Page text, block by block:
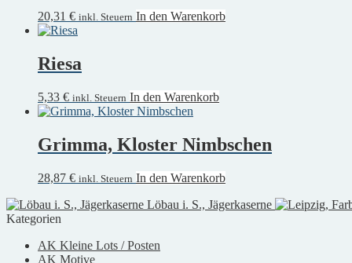
20,31 € inkl. Steuern In den Warenkorb
Riesa
5,33 € inkl. Steuern In den Warenkorb
Grimma, Kloster Nimbschen
28,87 € inkl. Steuern In den Warenkorb
Löbau i. S., Jägerkaserne
Kategorien
AK Kleine Lots / Posten
AK Motive